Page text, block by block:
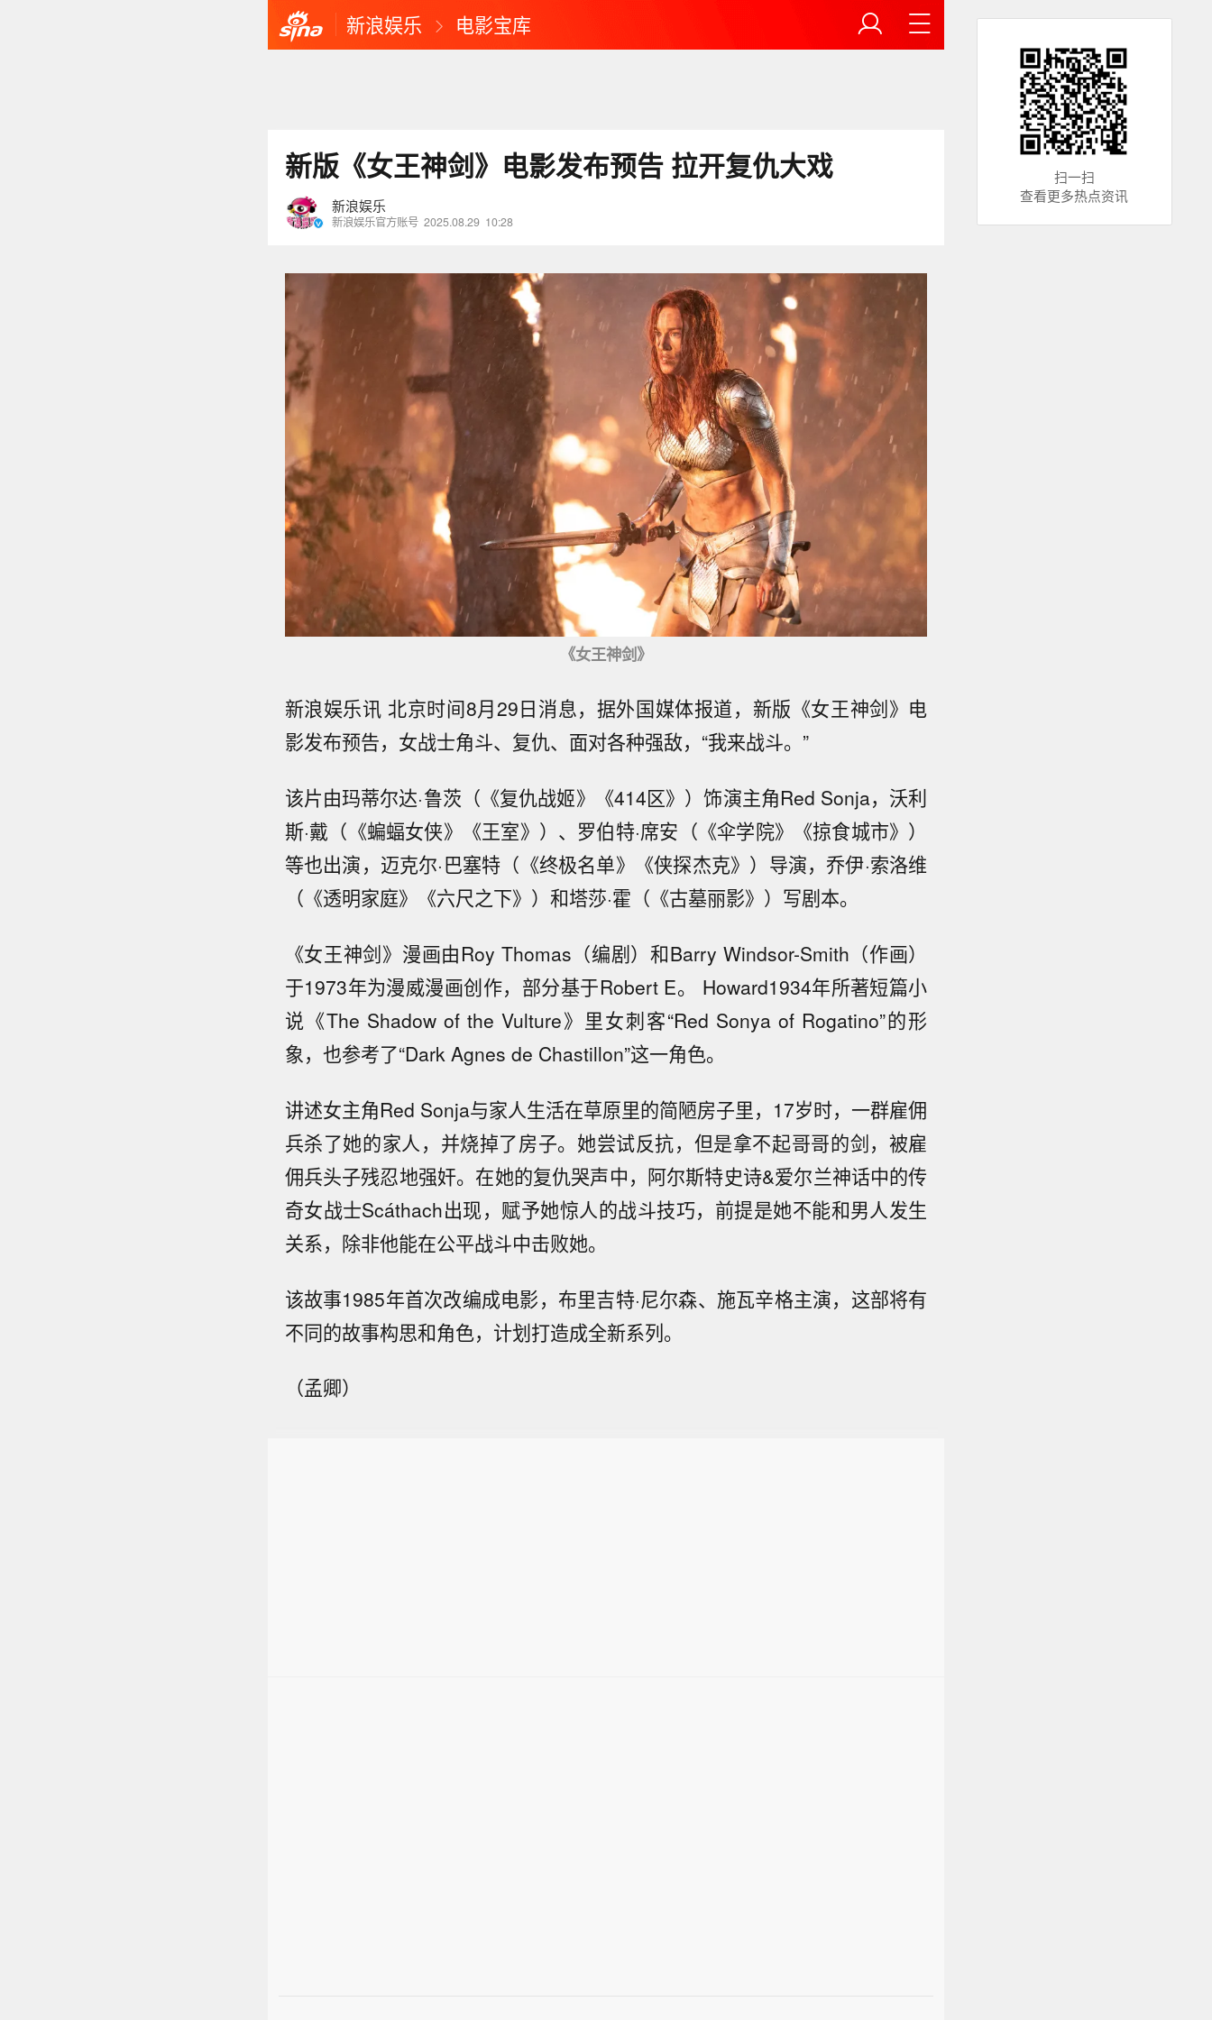
新浪娱乐 电影宝库
新版《女王神剑》电影发布预告 拉开复仇大戏
新浪娱乐
新浪娱乐官方账号 2025.08.29 10:28
《女王神剑》
新浪娱乐讯 北京时间8月29日消息，据外国媒体报道，新版《女王神剑》电
影发布预告，女战士角斗、复仇、面对各种强敌，“我来战斗。”
该片由玛蒂尔达·鲁茨（《复仇战姬》《414区》）饰演主角Red Sonja，沃利
斯·戴（《蝙蝠女侠》《王室》）、罗伯特·席安（《伞学院》《掠食城市》）
等也出演，迈克尔·巴塞特（《终极名单》《侠探杰克》）导演，乔伊·索洛维
（《透明家庭》《六尺之下》）和塔莎·霍（《古墓丽影》）写剧本。
《女王神剑》漫画由Roy Thomas（编剧）和Barry Windsor-Smith（作画）
于1973年为漫威漫画创作，部分基于Robert E。 Howard1934年所著短篇小
说《The Shadow of the Vulture》里女刺客“Red Sonya of Rogatino”的形
象，也参考了“Dark Agnes de Chastillon”这一角色。
讲述女主角Red Sonja与家人生活在草原里的简陋房子里，17岁时，一群雇佣
兵杀了她的家人，并烧掉了房子。她尝试反抗，但是拿不起哥哥的剑，被雇
佣兵头子残忍地强奸。在她的复仇哭声中，阿尔斯特史诗&爱尔兰神话中的传
奇女战士Scáthach出现，赋予她惊人的战斗技巧，前提是她不能和男人发生
关系，除非他能在公平战斗中击败她。
该故事1985年首次改编成电影，布里吉特·尼尔森、施瓦辛格主演，这部将有
不同的故事构思和角色，计划打造成全新系列。
（孟卿）
扫一扫
查看更多热点资讯